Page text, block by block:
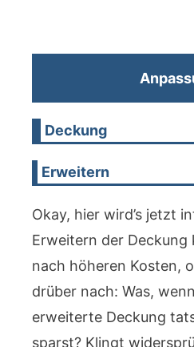
Deckung
Erweitern
Okay, hier wird’s jetzt
Erweitern der
nach höheren Kosten,
drüber nach: Was,
erweiterte Deckung
sparst? Klingt